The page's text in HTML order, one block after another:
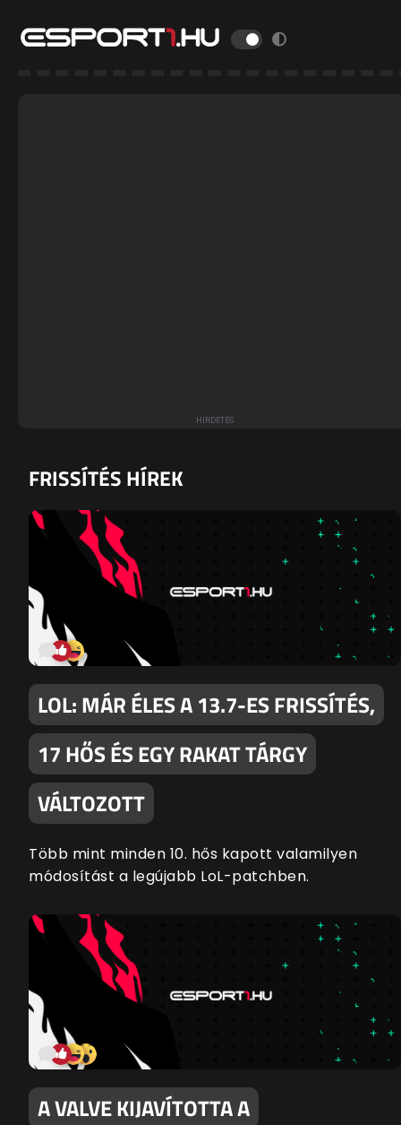
FRISSÍTÉS HÍREK
LOL: MÁR ÉLES A 13.7-ES FRISSÍTÉS,
17 HŐS ÉS EGY RAKAT TÁRGY
VÁLTOZOTT
Több mint minden 10. hős kapott valamilyen
módosítást a legújabb LoL-patchben.
A VALVE KIJAVÍTOTTA A